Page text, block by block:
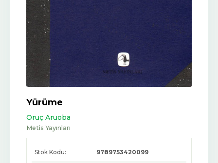
Yürüme
Oruç Aruoba
Metis Yayınları
Stok Kodu: 9789753420099